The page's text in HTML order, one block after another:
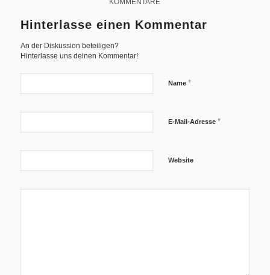
KOMMENTARE
Hinterlasse einen Kommentar
An der Diskussion beteiligen?
Hinterlasse uns deinen Kommentar!
Name *
E-Mail-Adresse *
Website